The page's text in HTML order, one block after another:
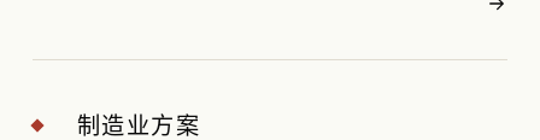
制造业方案